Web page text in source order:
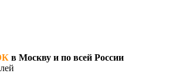
в Москву и по всей России